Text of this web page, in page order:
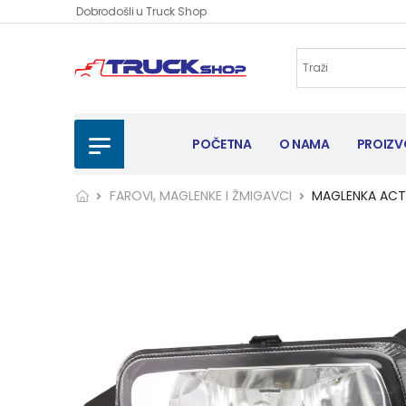
Dobrodošli u Truck Shop
POČETNA O NAMA
FAROVI, MAGLENKE I ŽMIGAVCI MAGLENKA